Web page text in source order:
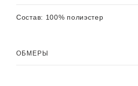
Состав: 100% полиэстер
ОБМЕРЫ